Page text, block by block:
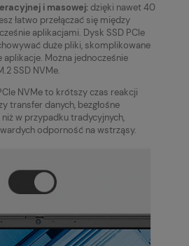
i masowej:dzięki nawet 40
łatwo przełączać się między
aplikacjami. Dysk SSD PCIe
duże pliki, skomplikowane
Można jednocześnie
SSD NVMe.
NVMe to krótszy czas reakcji
transfer danych, bezgłośne
niż w przypadku tradycyjnych,
odporność na wstrząsy.